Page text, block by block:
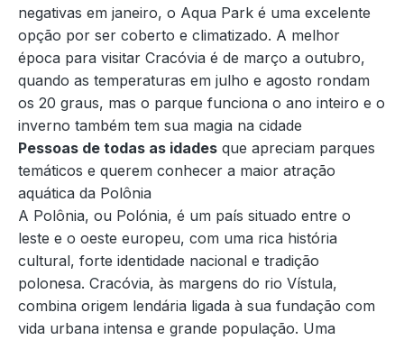
negativas em janeiro, o Aqua Park é uma excelente
opção por ser coberto e climatizado. A melhor
época para visitar Cracóvia é de março a outubro,
quando as temperaturas em julho e agosto rondam
os 20 graus, mas o parque funciona o ano inteiro e o
inverno também tem sua magia na cidade
Pessoas de todas as idades que apreciam parques
temáticos e querem conhecer a maior atração
aquática da Polônia
A Polônia, ou Polónia, é um país situado entre o
leste e o oeste europeu, com uma rica história
cultural, forte identidade nacional e tradição
polonesa. Cracóvia, às margens do rio Vístula,
combina origem lendária ligada à sua fundação com
vida urbana intensa e grande população. Uma